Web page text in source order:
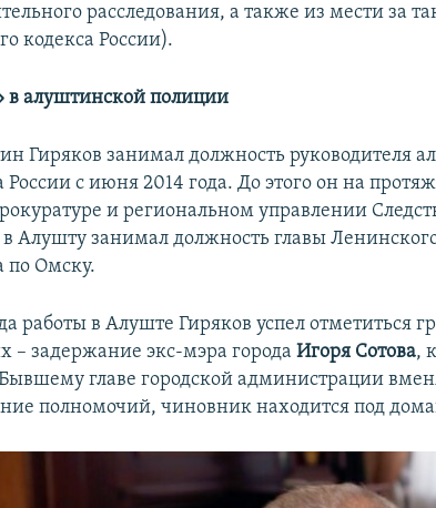
расследования, а также из мести за
кодекса России).
в алуштинской полиции
Гиряков занимал должность руководителя
России с июня 2014 года. До этого он на
и региональном управлении
в Алушту занимал должность главы
по Омску.
работы в Алуште Гиряков успел отметиться
– задержание экс-мэра городаИгоря Сотова,
главе городской администрации
полномочий, чиновник находится под